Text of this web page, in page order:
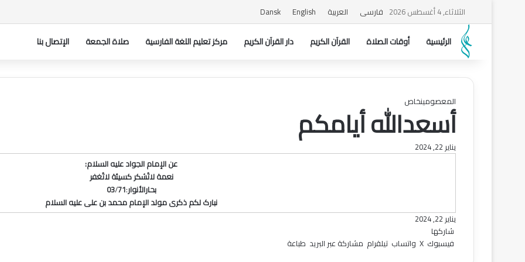
الثلاثاء, 4 أغسطس 2026 فارسی العربیة English
Dansk
الرئیسیة أوقات الصلاة القرآن الکریم دار القرآن الکریم مركز تعليم اللغة الفارسية صلاة الجمعة الإتصال بنا
المعصومینخاص
أسعدالله أیامکم
يناير 22, 2024
عن الإمام الجواد علیه السلام:
نعمة لاتُشکر کسیئة لاتُغفر
بحارالأنوار:
03/71
نبارک لکم ذکری مولد الإمام محمد بن علی علیه السلام
يناير 22, 2024
شاركها
فيسبوك ‫X واتساب تيلقرام مشاركة عبر البريد طباعة